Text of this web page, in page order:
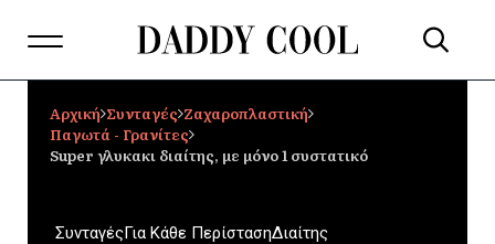
Αρχική Συνταγές Ζαχαροπλαστική
Παγωτά - Γρανίτες
Super γλυκακι διαίτης, με μόνο 1 συστατικό
ΣυνταγέςΓια Κάθε ΠερίστασηΔιαίτης